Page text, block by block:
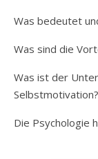
Was bedeutet
Was sind die
Was ist der
Selbstmotivation?
Die Psychologie